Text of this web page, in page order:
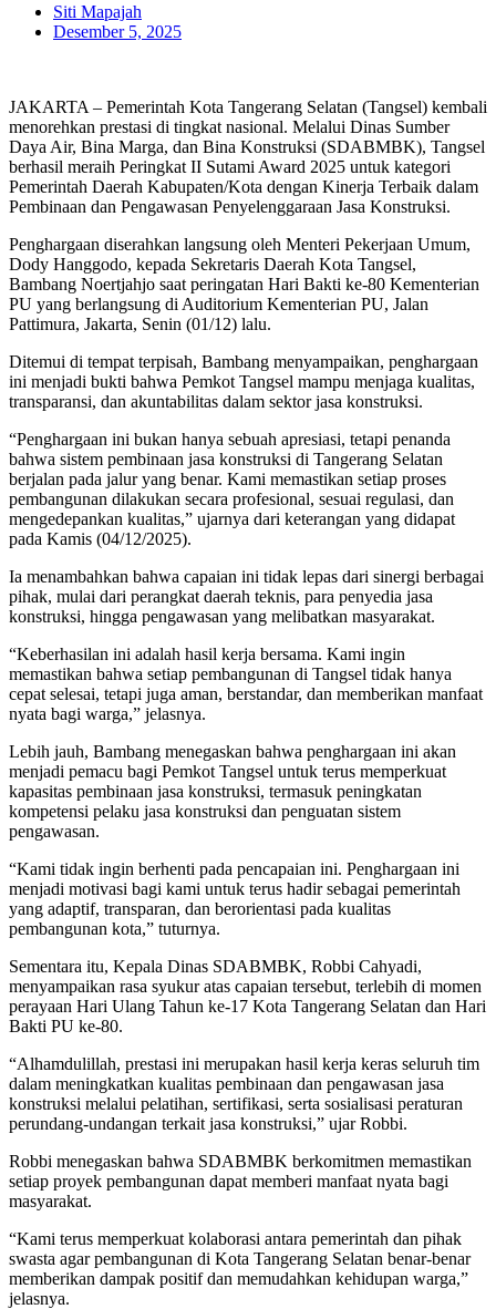
Siti Mapajah
Desember 5, 2025
JAKARTA – Pemerintah Kota Tangerang Selatan (Tangsel) kembali
menorehkan prestasi di tingkat nasional. Melalui Dinas Sumber
Daya Air, Bina Marga, dan Bina Konstruksi (SDABMBK), Tangsel
berhasil meraih Peringkat II Sutami Award 2025 untuk kategori
Pemerintah Daerah Kabupaten/Kota dengan Kinerja Terbaik dalam
Pembinaan dan Pengawasan Penyelenggaraan Jasa Konstruksi.
Penghargaan diserahkan langsung oleh Menteri Pekerjaan Umum,
Dody Hanggodo, kepada Sekretaris Daerah Kota Tangsel,
Bambang Noertjahjo saat peringatan Hari Bakti ke-80 Kementerian
PU yang berlangsung di Auditorium Kementerian PU, Jalan
Pattimura, Jakarta, Senin (01/12) lalu.
Ditemui di tempat terpisah, Bambang menyampaikan, penghargaan
ini menjadi bukti bahwa Pemkot Tangsel mampu menjaga kualitas,
transparansi, dan akuntabilitas dalam sektor jasa konstruksi.
“Penghargaan ini bukan hanya sebuah apresiasi, tetapi penanda
bahwa sistem pembinaan jasa konstruksi di Tangerang Selatan
berjalan pada jalur yang benar. Kami memastikan setiap proses
pembangunan dilakukan secara profesional, sesuai regulasi, dan
mengedepankan kualitas,” ujarnya dari keterangan yang didapat
pada Kamis (04/12/2025).
Ia menambahkan bahwa capaian ini tidak lepas dari sinergi berbagai
pihak, mulai dari perangkat daerah teknis, para penyedia jasa
konstruksi, hingga pengawasan yang melibatkan masyarakat.
“Keberhasilan ini adalah hasil kerja bersama. Kami ingin
memastikan bahwa setiap pembangunan di Tangsel tidak hanya
cepat selesai, tetapi juga aman, berstandar, dan memberikan manfaat
nyata bagi warga,” jelasnya.
Lebih jauh, Bambang menegaskan bahwa penghargaan ini akan
menjadi pemacu bagi Pemkot Tangsel untuk terus memperkuat
kapasitas pembinaan jasa konstruksi, termasuk peningkatan
kompetensi pelaku jasa konstruksi dan penguatan sistem
pengawasan.
“Kami tidak ingin berhenti pada pencapaian ini. Penghargaan ini
menjadi motivasi bagi kami untuk terus hadir sebagai pemerintah
yang adaptif, transparan, dan berorientasi pada kualitas
pembangunan kota,” tuturnya.
Sementara itu, Kepala Dinas SDABMBK, Robbi Cahyadi,
menyampaikan rasa syukur atas capaian tersebut, terlebih di momen
perayaan Hari Ulang Tahun ke-17 Kota Tangerang Selatan dan Hari
Bakti PU ke-80.
“Alhamdulillah, prestasi ini merupakan hasil kerja keras seluruh tim
dalam meningkatkan kualitas pembinaan dan pengawasan jasa
konstruksi melalui pelatihan, sertifikasi, serta sosialisasi peraturan
perundang-undangan terkait jasa konstruksi,” ujar Robbi.
Robbi menegaskan bahwa SDABMBK berkomitmen memastikan
setiap proyek pembangunan dapat memberi manfaat nyata bagi
masyarakat.
“Kami terus memperkuat kolaborasi antara pemerintah dan pihak
swasta agar pembangunan di Kota Tangerang Selatan benar-benar
memberikan dampak positif dan memudahkan kehidupan warga,”
jelasnya.